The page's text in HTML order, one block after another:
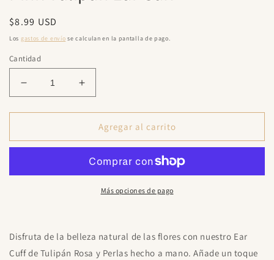
modal
Precio
habitual
$8.99 USD
Los gastos de envío se calculan en la pantalla de pago.
Cantidad
Reducir
cantidad
para
Tulipán
Aumentar
cantidad
para
Pink
Tulipán
Cuff
Agregar al carrito
Más opciones de pago
Disfruta de la belleza natural de las flores con nuestro Ear
Cuff de Tulipán Rosa y Perlas hecho a mano. Añade un toque